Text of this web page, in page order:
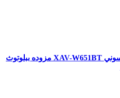
شاشة سيارة CD / DVD من سوني XAV-W651BT مزوده ببلوتوث